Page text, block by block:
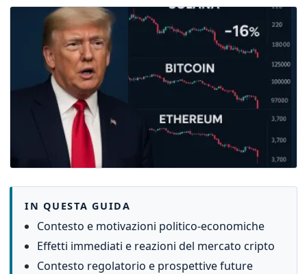
IN QUESTA GUIDA
Contesto e motivazioni politico-economiche
Effetti immediati e reazioni del mercato cripto
Contesto regolatorio e prospettive future